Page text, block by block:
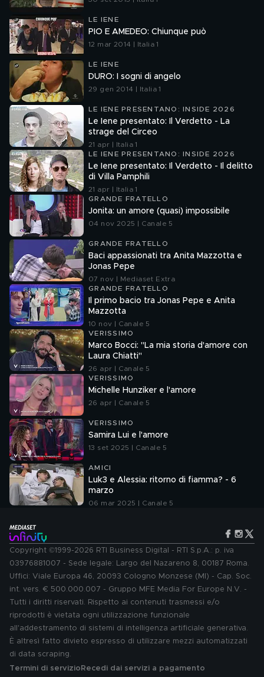
LE IENE
PIO E AMEDEO: Chiunque può
12 mar 2014 | Italia 1
LE IENE
DURO: I sogni di angelo
29 gen 2014 | Italia 1
LE IENE PRESENTANO: INSIDE 2026
Le Iene presentato: Il Verdetto - La
strage del Circeo
21 apr | Italia 1
LE IENE PRESENTANO: INSIDE 2026
Le Iene presentato: Il Verdetto - Il delitto
di Villa Pamphili
21 apr | Italia 1
GRANDE FRATELLO
Jonita: un amore (quasi) impossibile
04 nov 2025 | Canale 5
GRANDE FRATELLO
Baci appassionati tra Anita Mazzotta e
Jonas Pepe
07 nov | Mediaset Extra
GRANDE FRATELLO
Il primo bacio tra Jonas Pepe e Anita
Mazzotta
10 nov | Canale 5
VERISSIMO
Marco Bocci: "La mia storia d'amore con
Laura Chiatti"
26 apr | Canale 5
VERISSIMO
Michelle Hunziker e l'amore
26 apr | Canale 5
VERISSIMO
Samira Lui e l'amore
13 set 2025 | Canale 5
AMICI
Luk3 e Alessia: ritorno di fiamma? - 6
marzo
06 mar 2025 | Canale 5
Copyright ©1999-2026 RTI Business Digital - RTI S.p.A.: p. iva
03976881007 - Sede legale: Largo del Nazareno 8, 00187 Roma.
Uffici: Viale Europa 46, 20093 Cologno Monzese (MI) - Cap. Soc.
int. vers. € 500.000.007 - Gruppo MFE Media For Europe N.V. -
Tutti i diritti riservati. Rispetto ai contenuti trasmessi e/o
riprodotti è vietata ogni utilizzazione funzionale
all'addestramento di sistemi di intelligenza artificiale generativa.
È altresì fatto divieto espresso di utilizzare mezzi automatizzati
di data scraping.
Termini di servizio Recedi dai servizi a pagamento